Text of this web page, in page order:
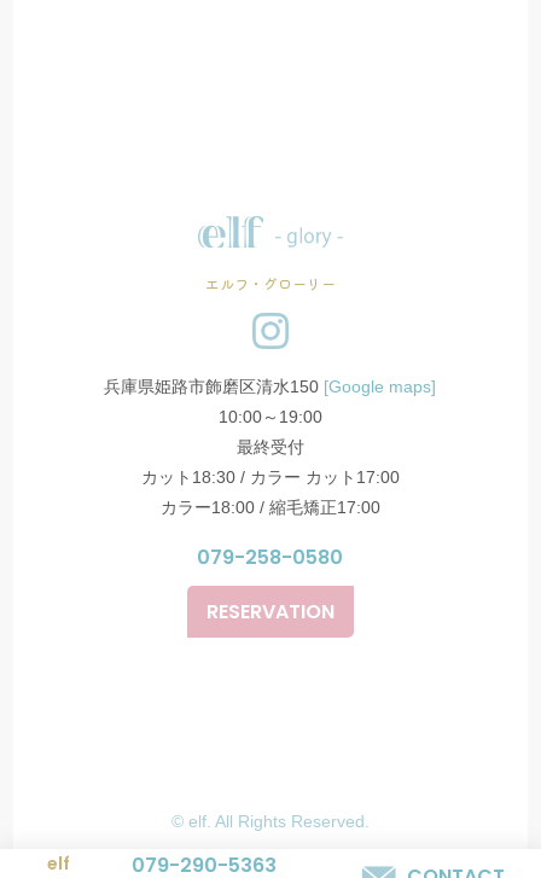
エルフ・グローリー
兵庫県姫路市飾磨区清水150 [Google maps]
10:00～19:00
最終受付
カット18:30 / カラー カット17:00
カラー18:00 / 縮毛矯正17:00
079-258-0580
RESERVATION
© elf. All Rights Reserved.
elf 079-290-5363